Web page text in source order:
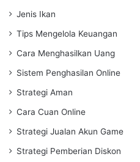
Jenis Ikan
Tips Mengelola Keuangan
Cara Menghasilkan Uang
Sistem Penghasilan Online
Strategi Aman
Cara Cuan Online
Strategi Jualan Akun Game
Strategi Pemberian Diskon